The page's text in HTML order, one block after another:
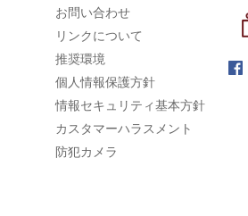
お問い合わせ
リンクについて
推奨環境
個人情報保護方針
情報セキュリティ基本方針
カスタマーハラスメント
防犯カメラ